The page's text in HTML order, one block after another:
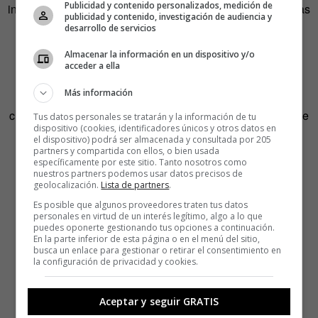
instantáneos de expresión que dan forma a las experiencias
inolvidables que desarrollan nuestros animadores y
superar las demandas de la incansable imaginación de
nuestros artistas. El hardware debe ser un facilitador que
permita aprovechar el rendimiento y la velocidad para
cumplir con nuestras expectativas», explicaba el director de
tecnología de DreamWorks, Bill Ballew, tras la firma del
acuerdo.
Publicidad y contenido personalizados, medición de
publicidad y contenido, investigación de audiencia y
desarrollo de servicios
Almacenar la información en un dispositivo y/o
acceder a ella
Más información
Tus datos personales se tratarán y la información de tu
dispositivo (cookies, identificadores únicos y otros datos en
el dispositivo) podrá ser almacenada y consultada por 205
partners y compartida con ellos, o bien usada
específicamente por este sitio. Tanto nosotros como
nuestros partners podemos usar datos precisos de
geolocalización. Lista de partners.
Es posible que algunos proveedores traten tus datos
personales en virtud de un interés legítimo, algo a lo que
puedes oponerte gestionando tus opciones a continuación.
En la parte inferior de esta página o en el menú del sitio,
busca un enlace para gestionar o retirar el consentimiento en
la configuración de privacidad y cookies.
Aceptar y seguir GRATIS